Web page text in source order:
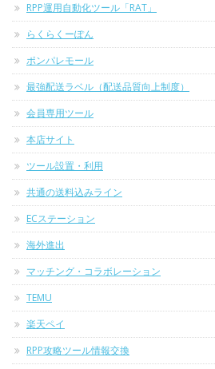
RPP運用自動化ツール「RAT」
らくらくーぽん
ポンパレモール
最強配送ラベル（配送品質向上制度）
会員専用ツール
本店サイト
ツール設置・利用
共通の送料込みライン
ECステーション
海外進出
マッチング・コラボレーション
TEMU
楽天ペイ
RPP攻略ツール情報交換